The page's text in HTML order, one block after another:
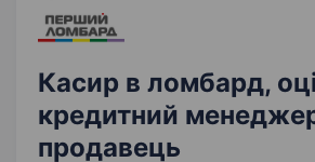
Касир в ломбард,
кредитний
продавець